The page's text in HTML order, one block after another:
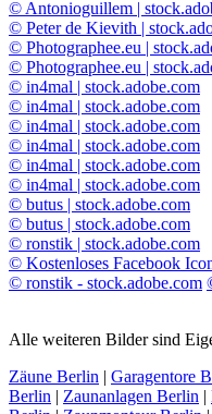
© Antonioguillem |
© Peter de Kievith |
© Photographee.eu |
© Photographee.eu |
© in4mal | stock.adobe.com
© in4mal | stock.adobe.com
© in4mal | stock.adobe.com
© in4mal | stock.adobe.com
© in4mal | stock.adobe.com
© in4mal | stock.adobe.com
© butus | stock.adobe.com
© butus | stock.adobe.com
© ronstik | stock.adobe.com
© Kostenloses Facebook
© ronstik - stock.adobe.com
Alle weiteren Bilder sind
Zäune Berlin | Garagentore
Berlin | Zaunanlagen Berlin |